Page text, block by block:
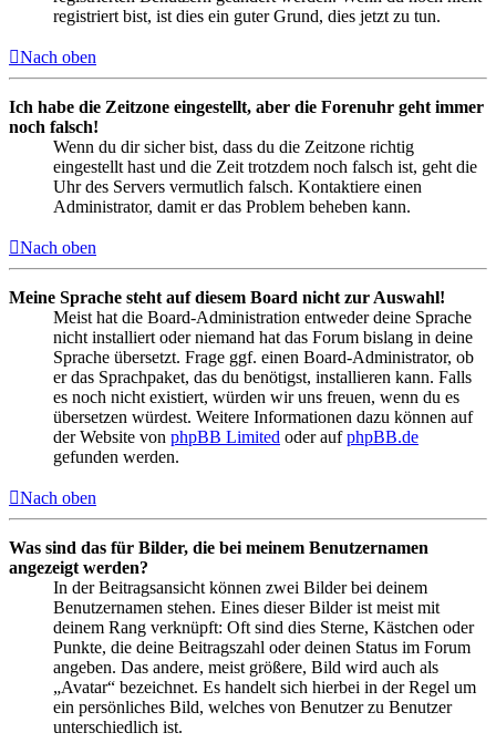
registriert bist, ist dies ein guter Grund, dies jetzt zu tun.
Nach oben
Ich habe die Zeitzone eingestellt, aber die Forenuhr geht immer
noch falsch!
Wenn du dir sicher bist, dass du die Zeitzone richtig
eingestellt hast und die Zeit trotzdem noch falsch ist, geht die
Uhr des Servers vermutlich falsch. Kontaktiere einen
Administrator, damit er das Problem beheben kann.
Nach oben
Meine Sprache steht auf diesem Board nicht zur Auswahl!
Meist hat die Board-Administration entweder deine Sprache
nicht installiert oder niemand hat das Forum bislang in deine
Sprache übersetzt. Frage ggf. einen Board-Administrator, ob
er das Sprachpaket, das du benötigst, installieren kann. Falls
es noch nicht existiert, würden wir uns freuen, wenn du es
übersetzen würdest. Weitere Informationen dazu können auf
der Website von phpBB Limited oder aufphpBB.de
gefunden werden.
Nach oben
Was sind das für Bilder, die bei meinem Benutzernamen
angezeigt werden?
In der Beitragsansicht können zwei Bilder bei deinem
Benutzernamen stehen. Eines dieser Bilder ist meist mit
deinem Rang verknüpft: Oft sind dies Sterne, Kästchen oder
Punkte, die deine Beitragszahl oder deinen Status im Forum
angeben. Das andere, meist größere, Bild wird auch als
„Avatar“ bezeichnet. Es handelt sich hierbei in der Regel um
ein persönliches Bild, welches von Benutzer zu Benutzer
unterschiedlich ist.